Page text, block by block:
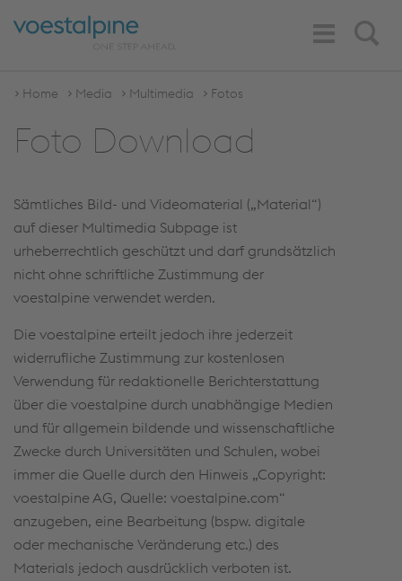
Search
Toggle
Navigation
Home Media Multimedia Fotos
Foto Download
Sämtliches Bild- und Videomaterial („Material“)
auf dieser Multimedia Subpage ist
urheberrechtlich geschützt und darf grundsätzlich
nicht ohne schriftliche Zustimmung der
voestalpine verwendet werden.
Die voestalpine erteilt jedoch ihre jederzeit
widerrufliche Zustimmung zur kostenlosen
Verwendung für redaktionelle Berichterstattung
über die voestalpine durch unabhängige Medien
und für allgemein bildende und wissenschaftliche
Zwecke durch Universitäten und Schulen, wobei
immer die Quelle durch den Hinweis „Copyright:
voestalpine AG, Quelle: voestalpine.com“
anzugeben, eine Bearbeitung (bspw. digitale
oder mechanische Veränderung etc.) des
Materials jedoch ausdrücklich verboten ist.